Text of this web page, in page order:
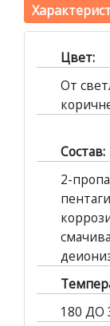
Цвет:
От
Состав:
2-
180 ДО